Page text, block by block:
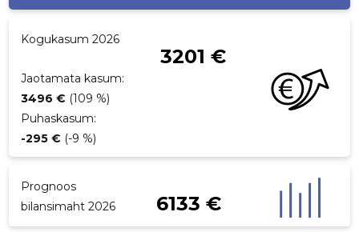
Kogukasum 2026
3201 €
Jaotamata kasum:
3496 € (109 %)
Puhaskasum:
-295 € (-9 %)
Prognoos
bilansimaht 2026
6133 €